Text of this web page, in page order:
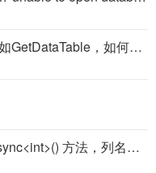
[SqlSugar] 原生Sql操作，如GetDataTable，如何强制走从库 -
[SqlSugar] ToDictionaryAsync<int>() 方法，列名的映射有问题,SqlFunc也没有正确转义成count() -